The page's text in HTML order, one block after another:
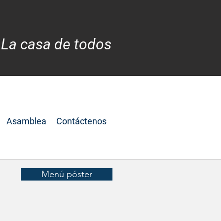
La casa de todos
Asamblea Contáctenos
Menú póster